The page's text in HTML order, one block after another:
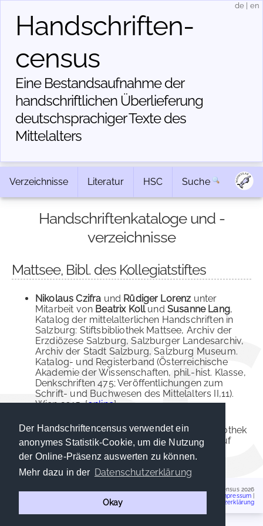
Der Handschriftencensus verwendet ein
anonymes Statistik-Cookie, um die Nutzung
der Online-Präsenz auswerten zu können.
Mehr dazu in der Datenschutzerklärung
Okay
Handschriften­
census
Eine Bestandsaufnahme der
handschriftlichen Über­lieferung
deutschsprachiger Texte des
Mittelalters
de en
Verzeichnisse Literatur HSC Suche
Handschriftenkataloge und -
verzeichnisse
Mattsee, Bibl. des Kollegiatstiftes
Nikolaus Czifra und Rüdiger Lorenz unter
Mitarbeit von Beatrix Kollund Susanne Lang,
Katalog der mittelalterlichen Handschriften in
Salzburg: Stiftsbibliothek Mattsee, Archiv der
Erzdiözese Salzburg, Salzburger Landesarchiv,
Archiv der Stadt Salzburg, Salzburg Museum.
Katalog- und Registerband (Österreichische
Akademie der Wissenschaften, phil.-hist. Klasse,
Denkschriften 475; Veröffentlichungen zum
Schrift- und Buchwesen des Mittelalters II,11).
Wien 2015. [online]
Handschriften und Wiegendrucke der Bibliothek
des Kollegiatstiftes Mattsee (handschriftl. auf
Karteikarten), [o.O.u.J., um 1912].
Handschriftencensus 2026
Impressum
Datenschutzerklärung